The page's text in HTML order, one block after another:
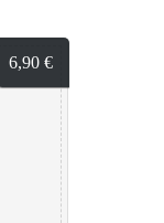
6,90 €